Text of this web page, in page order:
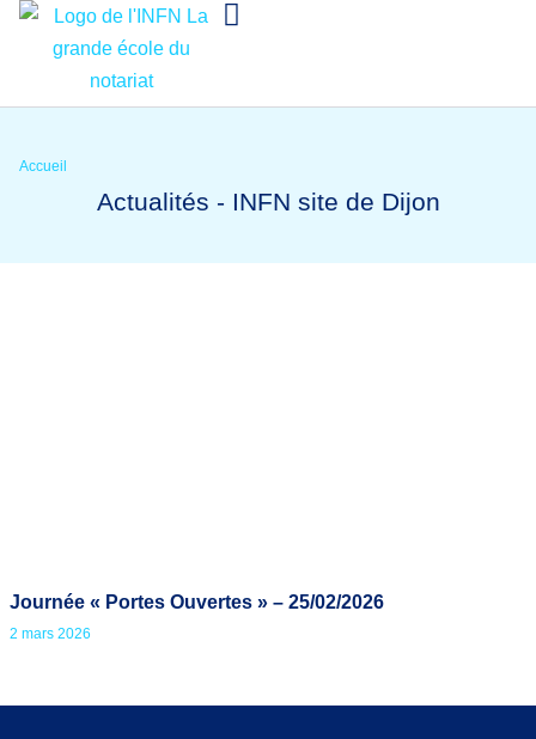
Accueil
Actualités - INFN site de Dijon
Journée « Portes Ouvertes » – 25/02/2026
2 mars 2026